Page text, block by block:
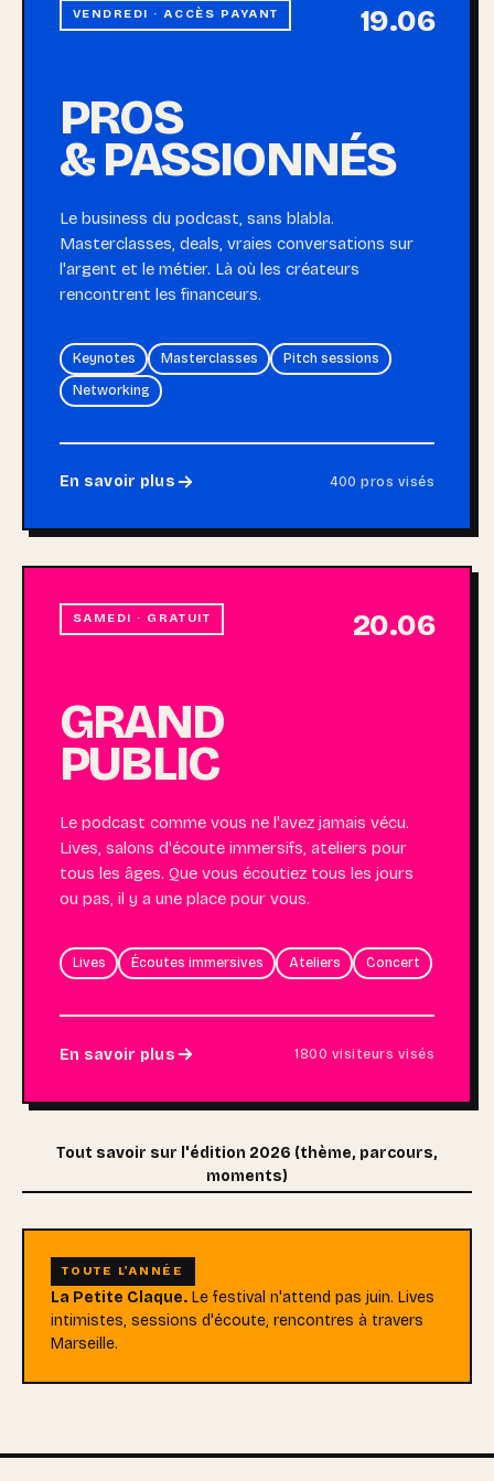
VENDREDI · ACCÈS PAYANT 19.06
PROS
& PASSIONNÉS
Le business du podcast, sans blabla.
Masterclasses, deals, vraies conversations sur
l'argent et le métier. Là où les créateurs
rencontrent les financeurs.
Keynotes Masterclasses Pitch sessions
Networking
En savoir plus 400 pros visés
SAMEDI · GRATUIT 20.06
GRAND
PUBLIC
Le podcast comme vous ne l'avez jamais vécu.
Lives, salons d'écoute immersifs, ateliers pour
tous les âges. Que vous écoutiez tous les jours
ou pas, il y a une place pour vous.
Lives Écoutes immersives Ateliers Concert
En savoir plus 1800 visiteurs visés
Tout savoir sur l'édition 2026 (thème, parcours,
moments)
TOUTE L'ANNÉE
La Petite Claque. Le festival n'attend pas juin. Lives
intimistes, sessions d'écoute, rencontres à travers
Marseille.